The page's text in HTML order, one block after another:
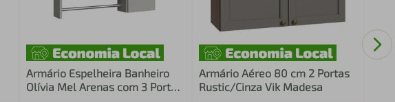
Armário Espelheira Banheiro
Olívia Mel Arenas com 3 Portas
Armário Aéreo 80 cm 2 Portas
Rustic/Cinza Vik Madesa